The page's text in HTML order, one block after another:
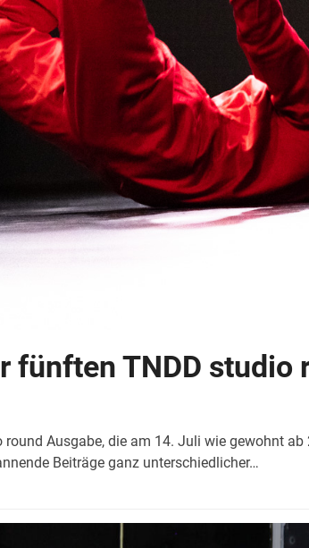
fünften TNDD
Ausgabe, die am 14. Juli wie gewohnt
Beiträge ganz unterschiedlicher…